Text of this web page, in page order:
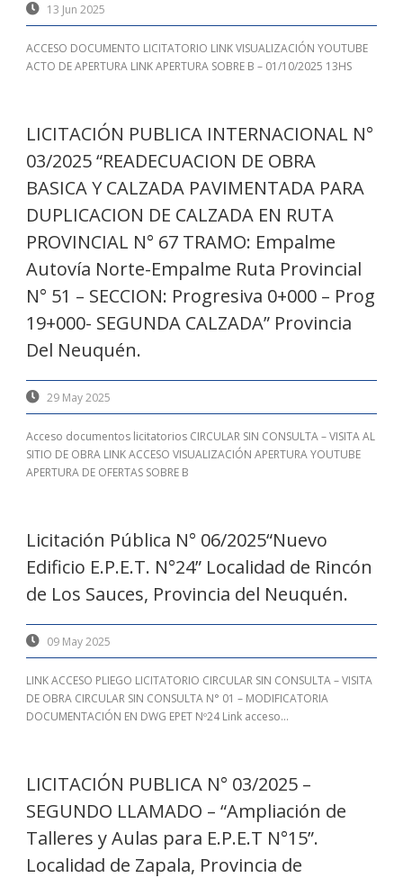
13 Jun 2025
ACCESO DOCUMENTO LICITATORIO LINK VISUALIZACIÓN YOUTUBE
ACTO DE APERTURA LINK APERTURA SOBRE B – 01/10/2025 13HS
LICITACIÓN PUBLICA INTERNACIONAL N°
03/2025 “READECUACION DE OBRA
BASICA Y CALZADA PAVIMENTADA PARA
DUPLICACION DE CALZADA EN RUTA
PROVINCIAL N° 67 TRAMO: Empalme
Autovía Norte-Empalme Ruta Provincial
N° 51 – SECCION: Progresiva 0+000 – Prog
19+000- SEGUNDA CALZADA” Provincia
Del Neuquén.
29 May 2025
Acceso documentos licitatorios CIRCULAR SIN CONSULTA – VISITA AL
SITIO DE OBRA LINK ACCESO VISUALIZACIÓN APERTURA YOUTUBE
APERTURA DE OFERTAS SOBRE B
Licitación Pública N° 06/2025“Nuevo
Edificio E.P.E.T. N°24” Localidad de Rincón
de Los Sauces, Provincia del Neuquén.
09 May 2025
LINK ACCESO PLIEGO LICITATORIO CIRCULAR SIN CONSULTA – VISITA
DE OBRA CIRCULAR SIN CONSULTA N° 01 – MODIFICATORIA
DOCUMENTACIÓN EN DWG EPET Nº24 Link acceso...
LICITACIÓN PUBLICA N° 03/2025 –
SEGUNDO LLAMADO – “Ampliación de
Talleres y Aulas para E.P.E.T N°15”.
Localidad de Zapala, Provincia de